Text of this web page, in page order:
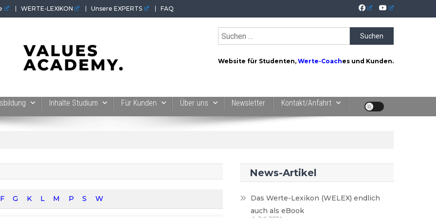
WERTE-LEXIKON Unsere EXPERTS FAQ
Suchen
nach:
Website für Studenten, Werte-Coaches und Kunden.
Inhalte Studium Für Kunden Über uns Newsletter Kontakt/Anfahrt
F G K L M P S W
News-Artikel
Das Werte-Lexikon (WELEX) endlich
auch als eBook